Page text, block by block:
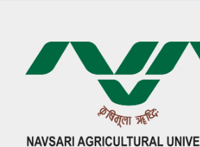
गुणवत्ता युक्त कृषि-शिक्षा एक पहल" - भारतीय
कृषि अनुसंधान परिषद की 25वीं अखिल
भारतीय कृषि प्रवेश परीक्षा 2020